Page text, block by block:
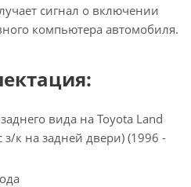
сигнал о включении
компьютера автомобиля.
вида на Toyota Land
з/к на задней двери) (1996 -